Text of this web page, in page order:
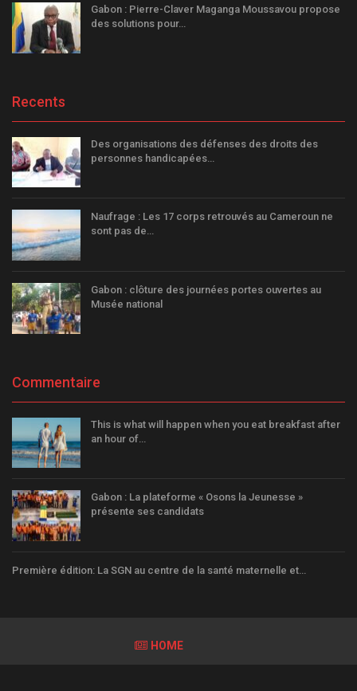
Gabon : Pierre-Claver Maganga Moussavou propose
des solutions pour…
Recents
Des organisations des défenses des droits des
personnes handicapées…
Naufrage : Les 17 corps retrouvés au Cameroun ne
sont pas de…
Gabon : clôture des journées portes ouvertes au
Musée national
Commentaire
This is what will happen when you eat breakfast after
an hour of…
Gabon : La plateforme « Osons la Jeunesse »
présente ses candidats
Première édition: La SGN au centre de la santé maternelle et…
HOME